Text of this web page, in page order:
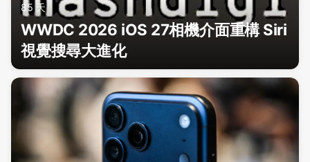
85 天
WWDC 2026 iOS 27相機介面重構 Siri
視覺搜尋大進化